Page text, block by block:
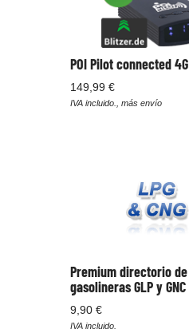
POI Pilot connected 4G
149,99 €
IVA incluido., más envío
Premium directorio de
gasolineras GLP y GNC
9,90 €
IVA incluido.